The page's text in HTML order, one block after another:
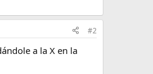
#2
a la X en la